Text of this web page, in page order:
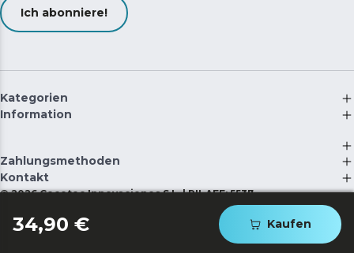
34,90 € Kaufen
Ich abonniere!
Kategorien
Information
Zahlungsmethoden
Kontakt
©2026 Cecotec Innovaciones S.L. | RII-AEE: 5537